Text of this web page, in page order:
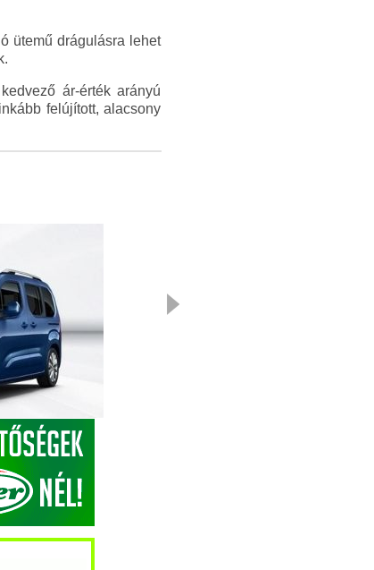
ütemű drágulásra lehet
ár-érték arányú
felújított, alacsony